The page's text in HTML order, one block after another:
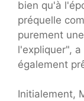
bien qu'à
préquelle
purement
l'expliquer",
également
Initialement,